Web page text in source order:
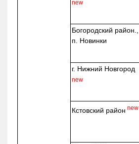
new
Богородский район.,
п. Новинки
г. Нижний Новгород
new
Кстовский район new